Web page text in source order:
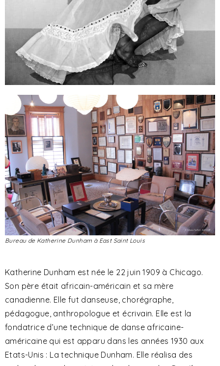
Bureau de Katherine Dunham à East Saint Louis
Katherine Dunham est née le 22 juin 1909 à Chicago.
Son père était africain-américain et sa mère
canadienne. Elle fut danseuse, chorégraphe,
pédagogue, anthropologue et écrivain. Elle est la
fondatrice d’une technique de danse africaine-
américaine qui est apparu dans les années 1930 aux
Etats-Unis : La technique Dunham. Elle réalisa des